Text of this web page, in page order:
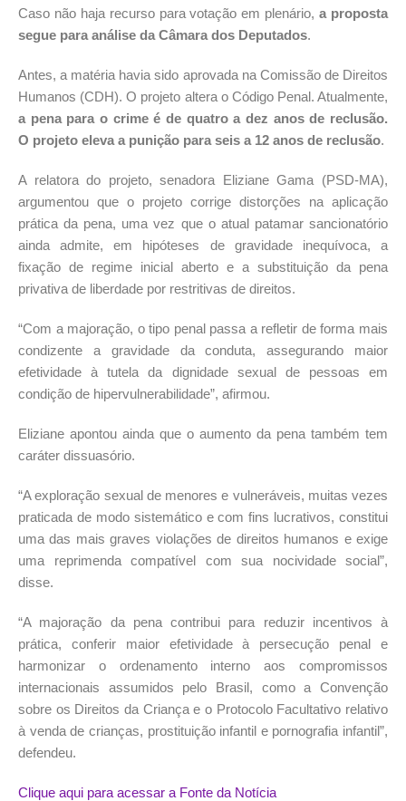
Caso não haja recurso para votação em plenário,a proposta
segue para análise da Câmara dos Deputados.
Antes, a matéria havia sido aprovada na Comissão de Direitos
Humanos (CDH). O projeto altera o Código Penal. Atualmente,
a pena para o crime é de quatro a dez anos de reclusão.
O projeto eleva a punição para seis a 12 anos de reclusão.
A relatora do projeto, senadora Eliziane Gama (PSD-MA),
argumentou que o projeto corrige distorções na aplicação
prática da pena, uma vez que o atual patamar sancionatório
ainda admite, em hipóteses de gravidade inequívoca, a
fixação de regime inicial aberto e a substituição da pena
privativa de liberdade por restritivas de direitos.
“Com a majoração, o tipo penal passa a refletir de forma mais
condizente a gravidade da conduta, assegurando maior
efetividade à tutela da dignidade sexual de pessoas em
condição de hipervulnerabilidade”, afirmou.
Eliziane apontou ainda que o aumento da pena também tem
caráter dissuasório.
“A exploração sexual de menores e vulneráveis, muitas vezes
praticada de modo sistemático e com fins lucrativos, constitui
uma das mais graves violações de direitos humanos e exige
uma reprimenda compatível com sua nocividade social”,
disse.
“A majoração da pena contribui para reduzir incentivos à
prática, conferir maior efetividade à persecução penal e
harmonizar o ordenamento interno aos compromissos
internacionais assumidos pelo Brasil, como a Convenção
sobre os Direitos da Criança e o Protocolo Facultativo relativo
à venda de crianças, prostituição infantil e pornografia infantil”,
defendeu.
Clique aqui para acessar a Fonte da Notícia